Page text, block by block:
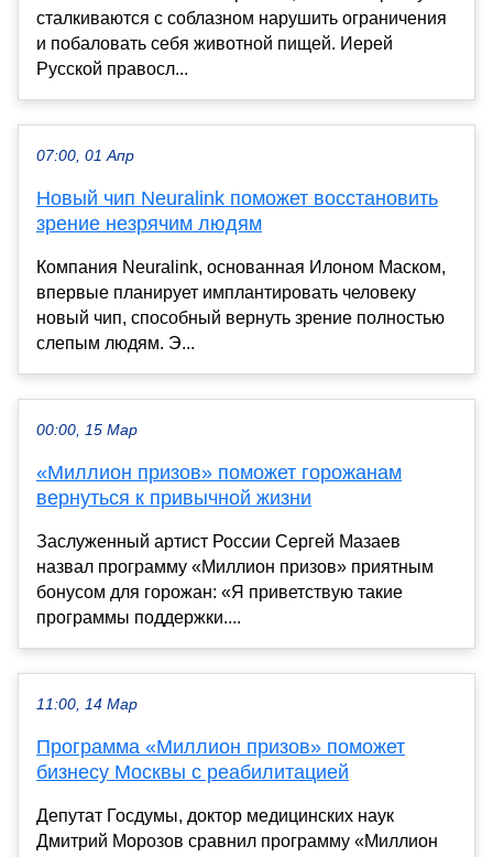
сталкиваются с соблазном нарушить ограничения
и побаловать себя животной пищей. Иерей
Русской правосл...
07:00, 01 Апр
Новый чип Neuralink поможет восстановить
зрение незрячим людям
Компания Neuralink, основанная Илоном Маском,
впервые планирует имплантировать человеку
новый чип, способный вернуть зрение полностью
слепым людям. Э...
00:00, 15 Мар
«Миллион призов» поможет горожанам
вернуться к привычной жизни
Заслуженный артист России Сергей Мазаев
назвал программу «Миллион призов» приятным
бонусом для горожан: «Я приветствую такие
программы поддержки....
11:00, 14 Мар
Программа «Миллион призов» поможет
бизнесу Москвы с реабилитацией
Депутат Госдумы, доктор медицинских наук
Дмитрий Морозов сравнил программу «Миллион